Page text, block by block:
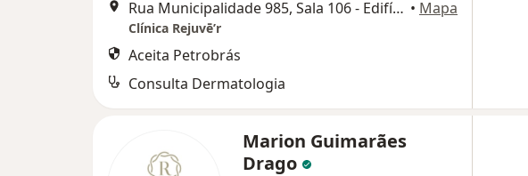
Rua Municipalidade 985, Sala 106 - Edifício Mirai Office, Belém do Pará • Mapa
Clínica Rejuvē’r
Aceita Petrobrás
Consulta Dermatologia
Marion Guimarães
Drago